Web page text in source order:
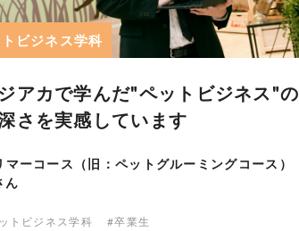
ビジネス学科
アカで学んだ"ペットビジネス"の
さを実感しています
マーコース（旧：ペットグルーミングコース）
ん
トビジネス学科 #卒業生